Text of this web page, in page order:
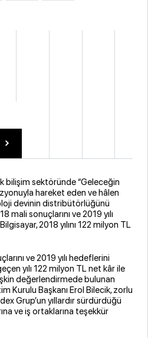
bilişim sektöründe “Geleceğin
hareket eden ve hâlen
devinin distribütörlüğünü
mali sonuçlarını ve 2019 yılı
2018 yılını 122 milyon TL
ve 2019 yılı hedeflerini
yılı 122 milyon TL net kâr ile
değerlendirmede bulunan
Kurulu Başkanı Erol Bilecik, zorlu
Grup’un yıllardır sürdürdüğü
ve iş ortaklarına teşekkür